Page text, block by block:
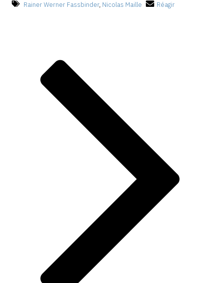
Rainer Werner Fassbinder, Nicolas Maille Réagir